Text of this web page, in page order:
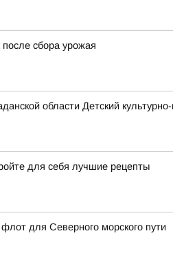
сбора урожая
области Детский
для себя лучшие рецепты
для Северного морского пути